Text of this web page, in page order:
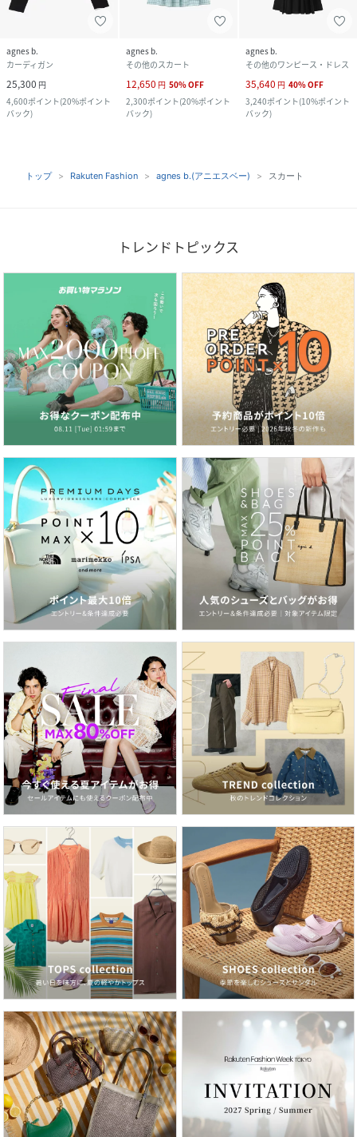
agnes b.
カーディガン
25,300 円
4,600ポイント(20%ポイント
バック)
agnes b.
その他のスカート
12,650 円 50%OFF
2,300ポイント(20%ポイント
バック)
agnes b.
その他のワンピース・ドレス
35,640 円 40%OFF
3,240ポイント(10%ポイント
バック)
トップ Rakuten Fashion agnes b.(アニエスベー) スカート
トレンドトピックス